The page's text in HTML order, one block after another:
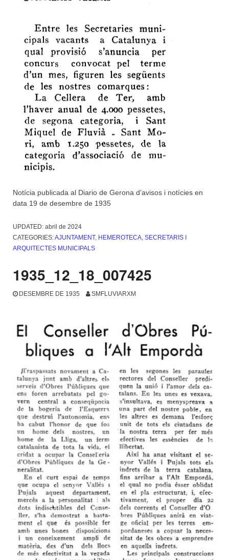
Notícia publicada al Diario de Gerona d’avisos i notícies en
data 19 de desembre de 1935
UPDATED: abril de 2024
CATEGORIES:AJUNTAMENT, HEMEROTECA, SECRETARIS I
ARQUITECTES MUNICIPALS
1935_12_18_007425
DESEMBRE DE 1935 SMFLUVIARXM